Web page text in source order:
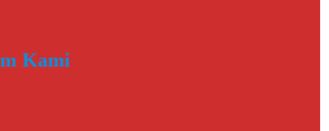
Kami